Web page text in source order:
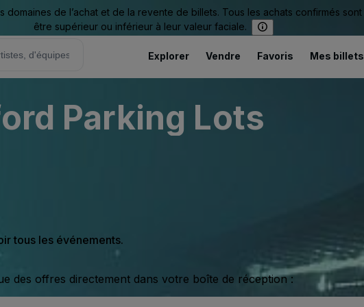
de l’achat et de la revente de billets. Tous les achats confirmés sont
être supérieur ou inférieur à leur valeur faciale.
Explorer Vendre Favoris Mes billets
Parking Lots
tous les événements.
des offres directement dans votre boîte de réception :